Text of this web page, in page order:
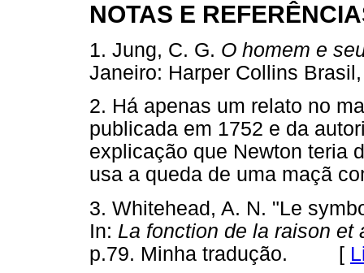
NOTAS E
1. Jung, C. G. O homem e
Janeiro: Harper Collins
2. Há apenas um relato no
publicada em 1752 e da
explicação que Newton teria
usa a queda de uma maçã
3. Whitehead, A. N. "Le
In: La fonction de la raison et
p.79. Minha tradução. [